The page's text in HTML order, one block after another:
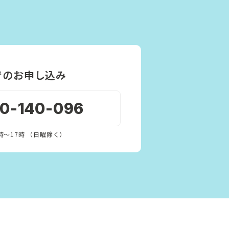
お申し込み
140-096
〜17時 （日曜除く）